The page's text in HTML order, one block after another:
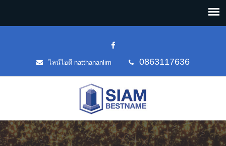
ไลน์ไอดี natthananlim 0863117636